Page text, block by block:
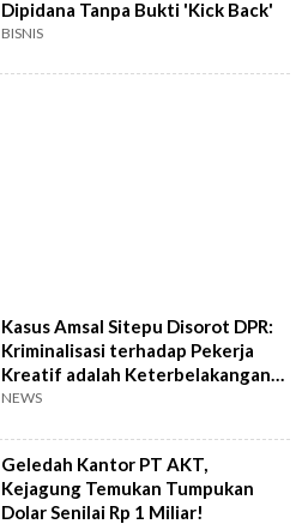
Dipidana Tanpa Bukti 'Kick Back'
BISNIS
Kasus Amsal Sitepu Disorot DPR:
Kriminalisasi terhadap Pekerja
Kreatif adalah Keterbelakangan
Hukum
NEWS
Geledah Kantor PT AKT,
Kejagung Temukan Tumpukan
Dolar Senilai Rp 1 Miliar!